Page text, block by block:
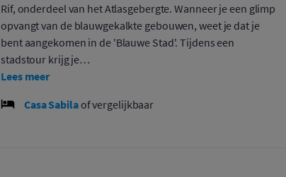
Rif, onderdeel van het Atlasgebergte. Wanneer je een glimp
opvangt van de blauwgekalkte gebouwen, weet je dat je
bent aangekomen in de 'Blauwe Stad'. Tijdens een
stadstour krijg je…
Lees meer
Casa Sabilaof vergelijkbaar